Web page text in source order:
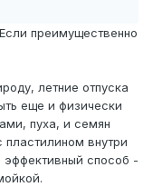
преимущественно
летние отпуска
еще и физически
пуха, и семян
внутри
способ -